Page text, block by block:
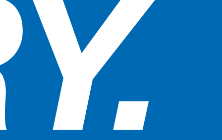
vermarkten.
Als Industriemechaniker sind sie unmittelbar am
wichtigsten Erfolgsfaktor unserer Firma beteiligt: An
der Fertigung unserer Produkte. Sie arbeiten im Team
in unserer Produktion und sind sowohl in der Vor- wie
Endmontage für die Fertigung unserer Maschinen in
hoher Qualität verantwortlich.